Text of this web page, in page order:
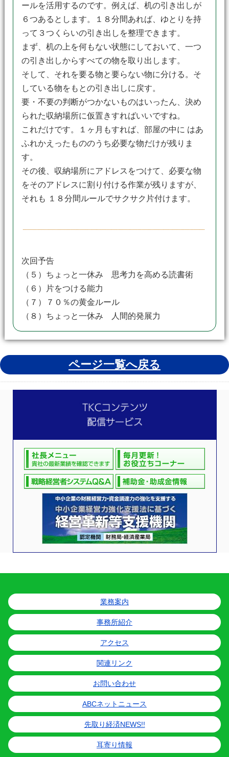
ールを活用するのです。例えば、机の引き出しが
６つあるとします。１８分間あれば、ゆとりを持
って３つくらいの引き出しを整理できます。
まず、机の上を何もない状態にしておいて、一つ
の引き出しからすべての物を取り出します。
そして、それを要る物と要らない物に分ける。そ
している物をもとの引き出しに戻す。
要・不要の判断がつかないものはいったん、決め
られた収納場所に仮置きすればいいですね。
これだけです。１ヶ月もすれば、部屋の中に はあ
ふれかえったもののうち必要な物だけが残りま
す。
その後、収納場所にアドレスをつけて、必要な物
をそのアドレスに割り付ける作業が残りますが、
それも １８分間ルールでサクサク片付けます。
次回予告
（５）ちょっと一休み 思考力を高める読書術
（６）片をつける能力
（７）７０％の黄金ルール
（８）ちょっと一休み 人間的発展力
ページ一覧へ戻る
業務案内
事務所紹介
アクセス
関連リンク
お問い合わせ
ABCネットニュース
先取り経済NEWS!!
耳寄り情報